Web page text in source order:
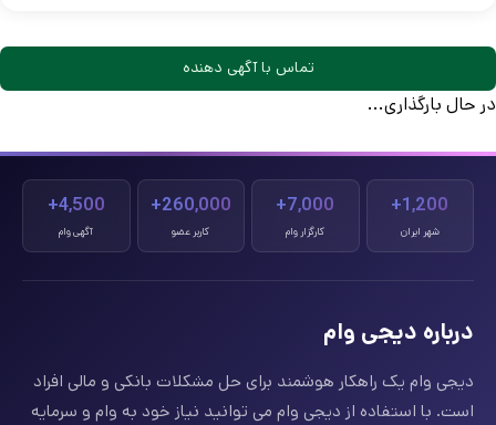
تماس با آگهی دهنده
در حال بارگذاری...
1,200+
شهر ایران
7,000+
کارگزار وام
260,000+
کاربر عضو
4,500+
آگهی وام
درباره دیجی وام
دیجی وام یک راهکار هوشمند برای حل مشکلات بانکی و مالی افراد
است. با استفاده از دیجی وام می توانید نیاز خود به وام و سرمایه